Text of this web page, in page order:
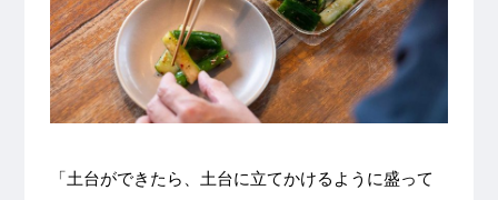
「土台ができたら、土台に立てかけるように盛って